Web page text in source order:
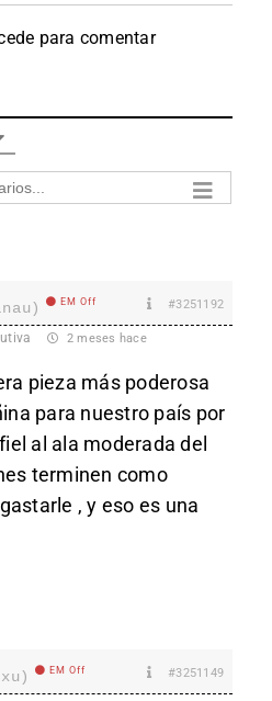
para comentar
EM Off #3251192
2 meses hace
pieza más poderosa
para nuestro país por
al ala moderada del
terminen como
, y eso es una
EM Off #3251149